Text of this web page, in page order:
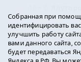
Учредитель:
Главный
E-mail:
Собранная при
идентифицировать
улучшить работу
вами данного сайта,
будет передаваться